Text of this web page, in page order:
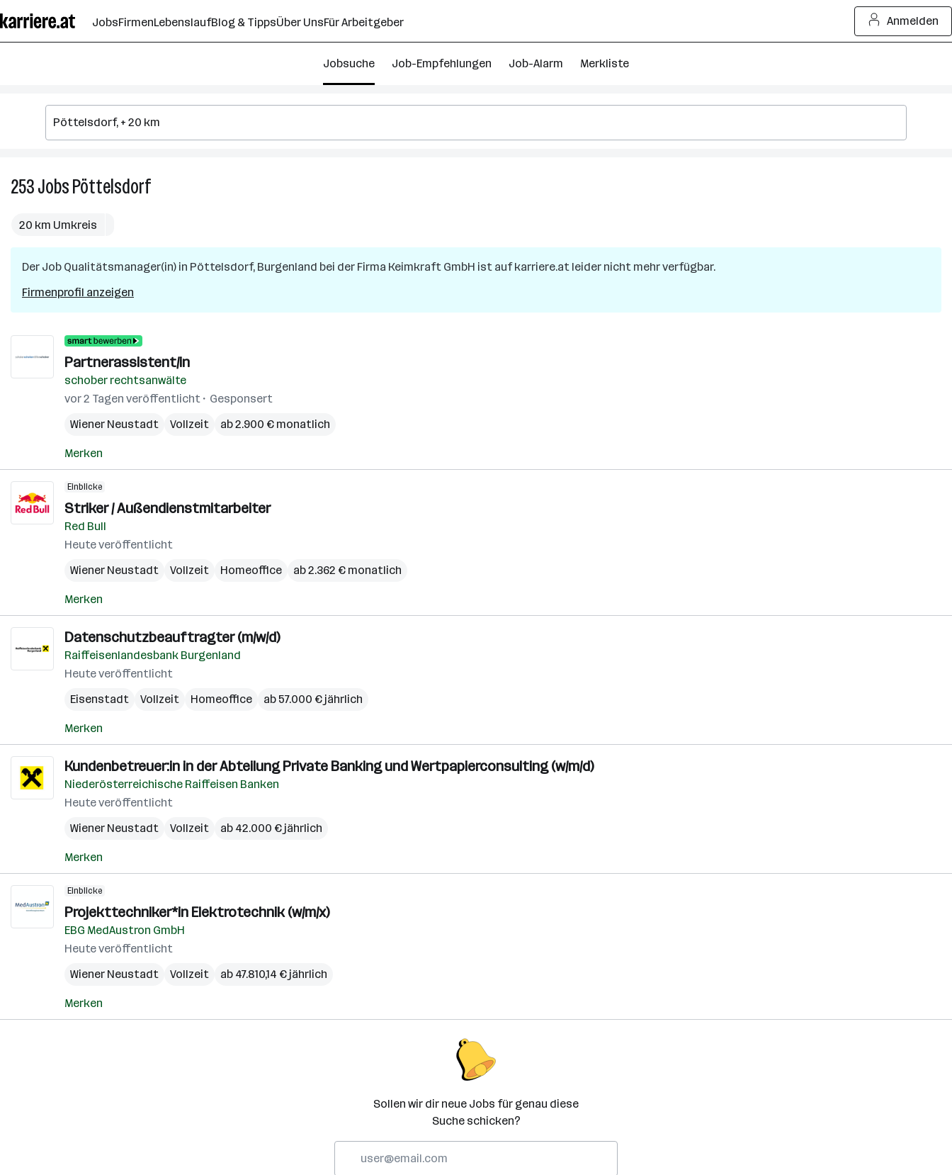
Seiteninhalt
springen
JobsFirmenLebenslaufBlog & TippsÜber UnsFür Arbeitgeber Anmelden
Jobsuche Job-Empfehlungen Job-Alarm Merkliste
253JobsPöttelsdorf253
20 km Umkreis
Der Job Qualitätsmanager(in) in Pöttelsdorf, Burgenland bei der Firma Keimkraft GmbH ist auf karriere.at leider nicht mehr verfügbar.
Firmenprofil anzeigen
Partnerassistent/in
schober rechtsanwälte
vor 2 Tagen veröffentlicht
Gesponsert
Wiener Neustadt
Vollzeit ab 2.900 € monatlich
Merken
Einblicke
Striker / Außendienstmitarbeiter
Red Bull
Heute veröffentlicht
Wiener Neustadt
Vollzeit Homeoffice ab 2.362 € monatlich
Merken
Datenschutzbeauftragter (m/w/d)
Raiffeisenlandesbank Burgenland
Heute veröffentlicht
Eisenstadt
Vollzeit Homeoffice ab 57.000 € jährlich
Merken
Kundenbetreuer:in in der Abteilung Private Banking und Wertpapierconsulting (w/m/d)
Niederösterreichische Raiffeisen Banken
Heute veröffentlicht
Wiener Neustadt
Vollzeit ab 42.000 € jährlich
Merken
Einblicke
Projekttechniker*in Elektrotechnik (w/m/x)
EBG MedAustron GmbH
Heute veröffentlicht
Wiener Neustadt
Vollzeit ab 47.810,14 € jährlich
Merken
Sollen wir dir neue Jobs für genau diese
Suche schicken?